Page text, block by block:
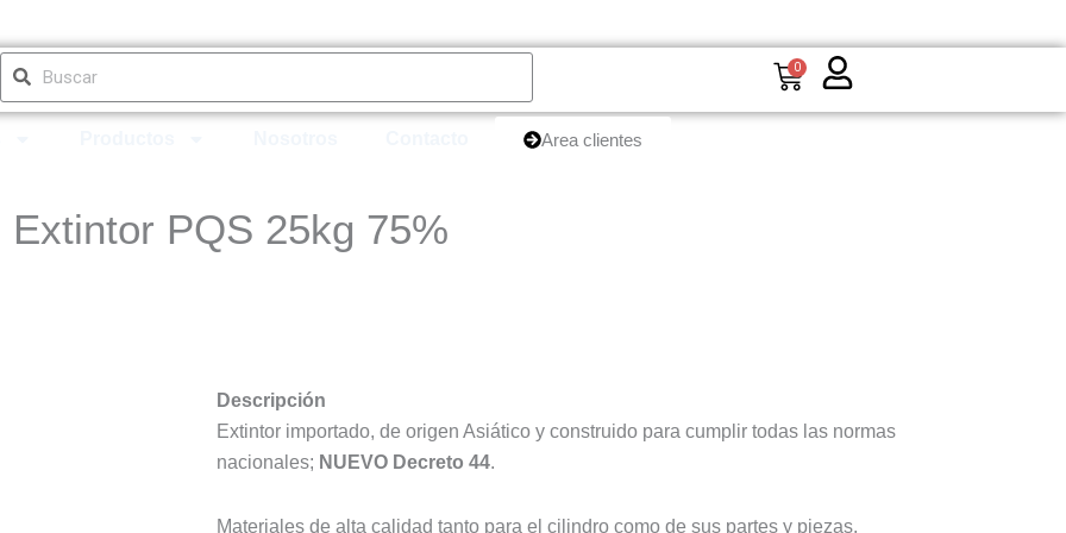
0
Carrito
Area clientes
Extintor PQS 25kg 75%
Descripción
Extintor importado, de origen Asiático y construido para cumplir todas las normas
nacionales; NUEVO Decreto 44.
Materiales de alta calidad tanto para el cilindro como de sus partes y piezas.